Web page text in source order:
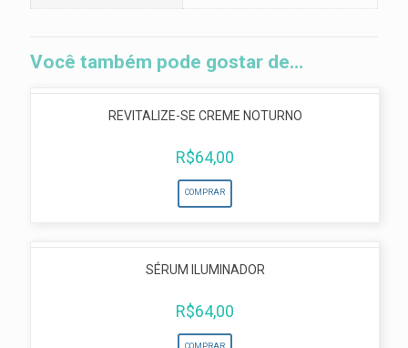
Você também pode gostar de…
REVITALIZE-SE CREME NOTURNO
R$64,00
COMPRAR
SÉRUM ILUMINADOR
R$64,00
COMPRAR